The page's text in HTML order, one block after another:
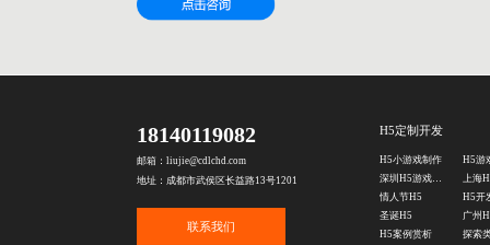
18140119082
邮箱：liujie@cdlchd.com
地址：成都市武侯区长益路13号1201
联系我们
H5定制开发
H5小游戏制作
深圳H5游戏制作
情人节H5
圣诞H5
H5案例赏析
探索